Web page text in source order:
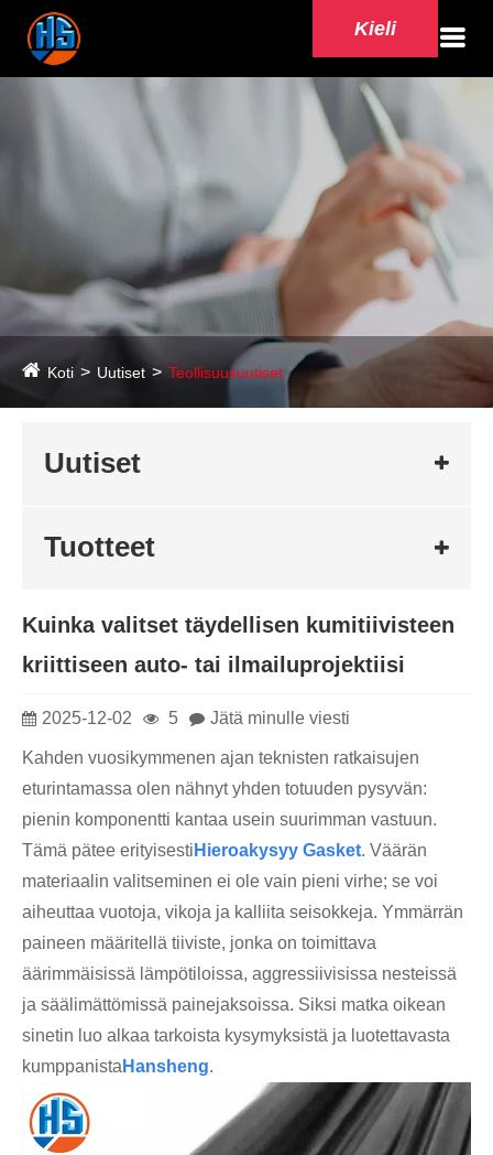
Kieli
Koti Uutiset Teollisuusuutiset
Uutiset
Tuotteet
Kuinka valitset täydellisen kumitiivisteen
kriittiseen auto- tai ilmailuprojektiisi
2025-12-02 5 Jätä minulle viesti
Kahden vuosikymmenen ajan teknisten ratkaisujen
eturintamassa olen nähnyt yhden totuuden pysyvän:
pienin komponentti kantaa usein suurimman vastuun.
Tämä pätee erityisesti Hieroakysyy Gasket. Väärän
materiaalin valitseminen ei ole vain pieni virhe; se voi
aiheuttaa vuotoja, vikoja ja kalliita seisokkeja. Ymmärrän
paineen määritellä tiiviste, jonka on toimittava
äärimmäisissä lämpötiloissa, aggressiivisissa nesteissä
ja säälimättömissä painejaksoissa. Siksi matka oikean
sinetin luo alkaa tarkoista kysymyksistä ja luotettavasta
kumppanista Hansheng.